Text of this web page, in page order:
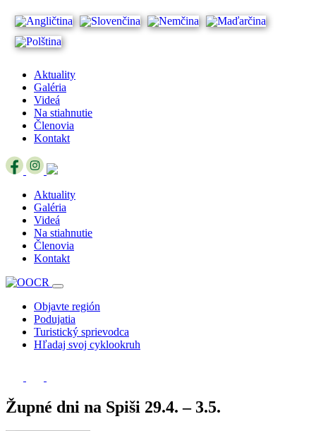
Aktuality
Galéria
Videá
Na stiahnutie
Členovia
Kontakt
Aktuality
Galéria
Videá
Na stiahnutie
Členovia
Kontakt
Objavte región
Podujatia
Turistický sprievodca
Hľadaj svoj cyklookruh
Župné dni na Spiši 29.4. – 3.5.